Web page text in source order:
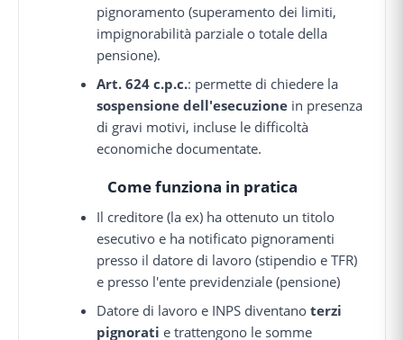
pignoramento (superamento dei limiti,
impignorabilità parziale o totale della
pensione).
Art. 624 c.p.c.: permette di chiedere la
sospensione dell'esecuzione in presenza
di gravi motivi, incluse le difficoltà
economiche documentate.
Come funziona in pratica
Il creditore (la ex) ha ottenuto un titolo
esecutivo e ha notificato pignoramenti
presso il datore di lavoro (stipendio e TFR)
e presso l'ente previdenziale (pensione)
Datore di lavoro e INPS diventanoterzi
pignorati e trattengono le somme